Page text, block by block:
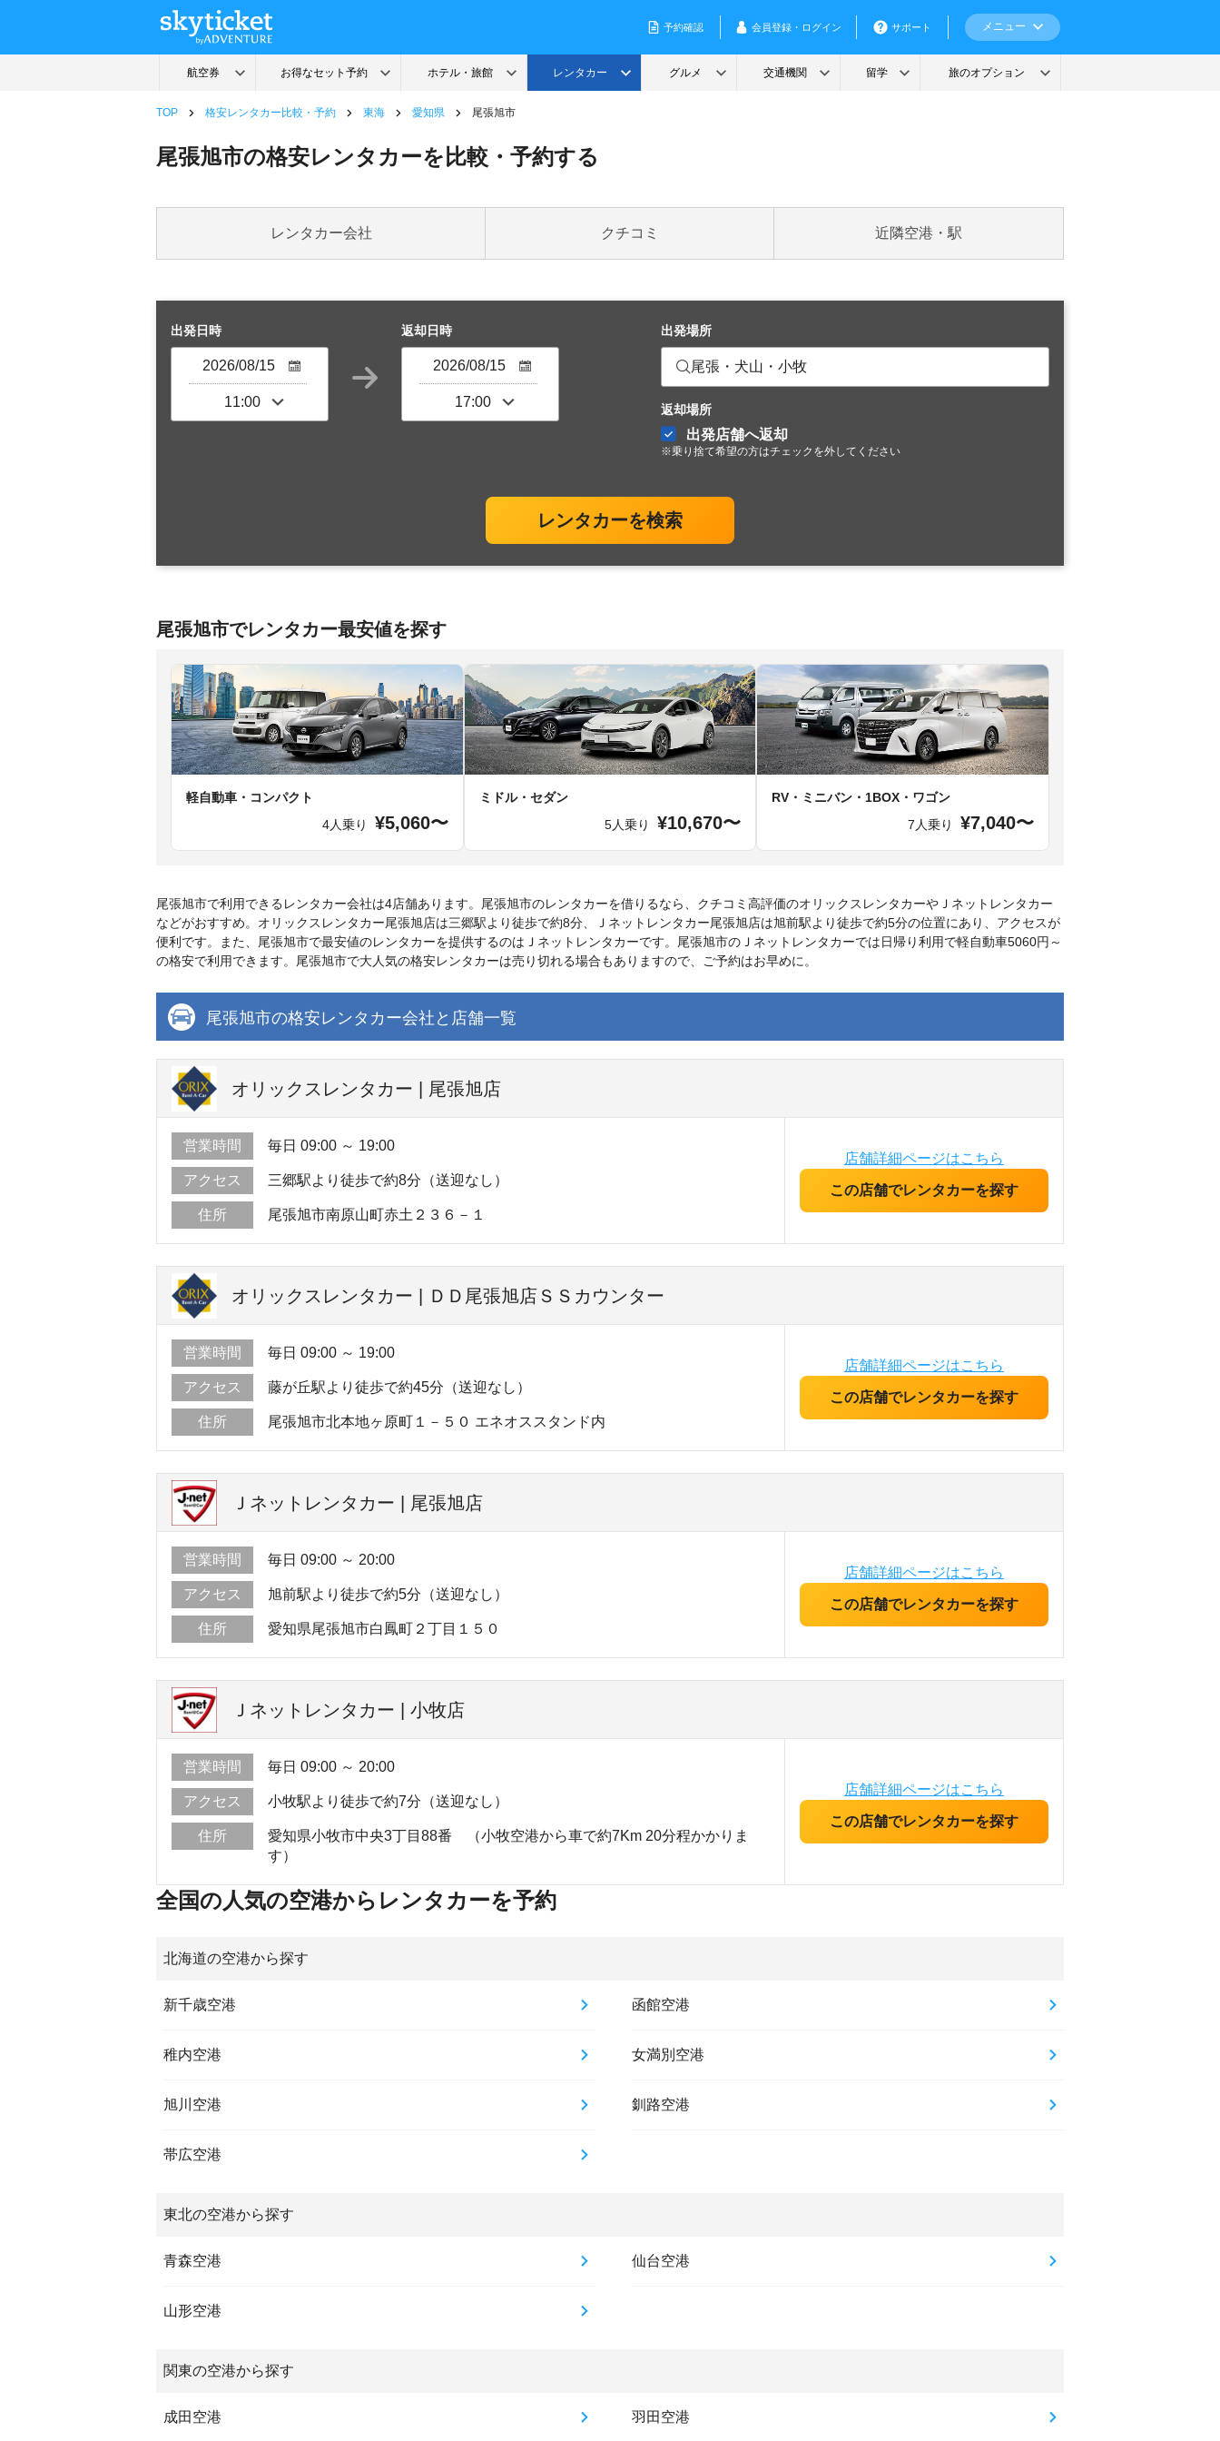
TOP 格安レンタカー比較・予約 東海 愛知県 尾張旭市
尾張旭市の格安レンタカーを比較・予約する
レンタカー会社 クチコミ 近隣空港・駅
出発日時 返却日時 出発場所
尾張・犬山・小牧
返却場所
出発店舗へ返却
※乗り捨て希望の方はチェックを外してください
レンタカーを検索
尾張旭市でレンタカー最安値を探す
軽自動車・コンパクト
4人乗り
¥5,060〜
ミドル・セダン
5人乗り
¥10,670〜
RV・ミニバン・1BOX・ワゴン
7人乗り
¥7,040〜
尾張旭市で利用できるレンタカー会社は4店舗あります。尾張旭市のレンタカーを借りるなら、クチコミ高評価のオリックスレンタカーやＪネットレンタカー
などがおすすめ。オリックスレンタカー尾張旭店は三郷駅より徒歩で約8分、Ｊネットレンタカー尾張旭店は旭前駅より徒歩で約5分の位置にあり、アクセスが
便利です。また、尾張旭市で最安値のレンタカーを提供するのはＪネットレンタカーです。尾張旭市のＪネットレンタカーでは日帰り利用で軽自動車5060円～
の格安で利用できます。尾張旭市で大人気の格安レンタカーは売り切れる場合もありますので、ご予約はお早めに。
尾張旭市の格安レンタカー会社と店舗一覧
オリックスレンタカー | 尾張旭店
営業時間 毎日 09:00 ～ 19:00
アクセス 三郷駅より徒歩で約8分（送迎なし）
住所 尾張旭市南原山町赤土２３６－１
店舗詳細ページはこちら
この店舗でレンタカーを探す
オリックスレンタカー | ＤＤ尾張旭店ＳＳカウンター
営業時間 毎日 09:00 ～ 19:00
アクセス 藤が丘駅より徒歩で約45分（送迎なし）
住所 尾張旭市北本地ヶ原町１－５０ エネオススタンド内
店舗詳細ページはこちら
この店舗でレンタカーを探す
Ｊネットレンタカー | 尾張旭店
営業時間 毎日 09:00 ～ 20:00
アクセス 旭前駅より徒歩で約5分（送迎なし）
住所 愛知県尾張旭市白鳳町２丁目１５０
店舗詳細ページはこちら
この店舗でレンタカーを探す
Ｊネットレンタカー | 小牧店
営業時間 毎日 09:00 ～ 20:00
アクセス 小牧駅より徒歩で約7分（送迎なし）
住所
愛知県小牧市中央3丁目88番 （小牧空港から車で約7Km 20分程かかりま
す）
店舗詳細ページはこちら
この店舗でレンタカーを探す
全国の人気の空港からレンタカーを予約
北海道の空港から探す
新千歳空港 函館空港
稚内空港 女満別空港
旭川空港 釧路空港
帯広空港
東北の空港から探す
青森空港 仙台空港
山形空港
関東の空港から探す
成田空港 羽田空港